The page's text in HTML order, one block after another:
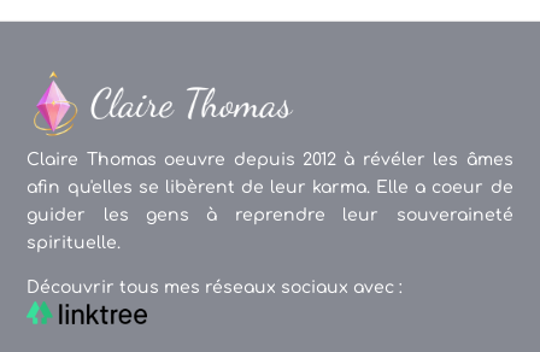
Claire Thomas oeuvre depuis 2012 à révéler les âmes
afin qu'elles se libèrent de leur karma. Elle a coeur de
guider les gens à reprendre leur souveraineté
spirituelle.
Découvrir tous mes réseaux sociaux avec :